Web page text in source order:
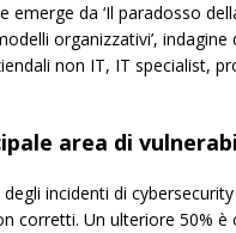
emerge da ‘Il paradosso
organizzativi’,
non IT, IT specialist,
area di
incidenti di
corretti. Un ulteriore 50%